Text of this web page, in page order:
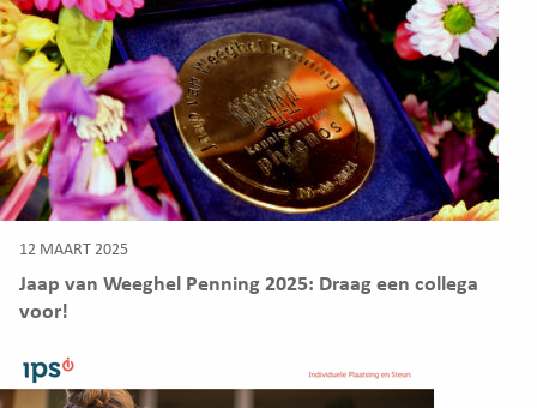
12 MAART 2025
Jaap van Weeghel Penning 2025: Draag een collega
voor!